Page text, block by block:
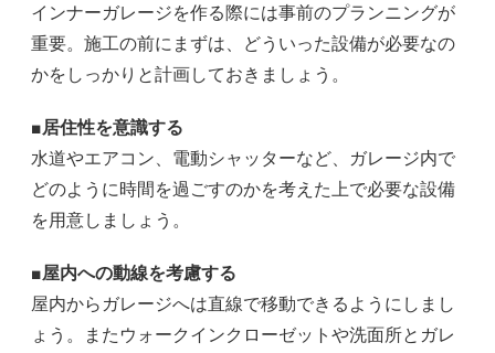
インナーガレージを作る際には事前のプランニングが
重要。施工の前にまずは、どういった設備が必要なの
かをしっかりと計画しておきましょう。
■居住性を意識する
水道やエアコン、電動シャッターなど、ガレージ内で
どのように時間を過ごすのかを考えた上で必要な設備
を用意しましょう。
■屋内への動線を考慮する
屋内からガレージへは直線で移動できるようにしまし
ょう。またウォークインクローゼットや洗面所とガレ